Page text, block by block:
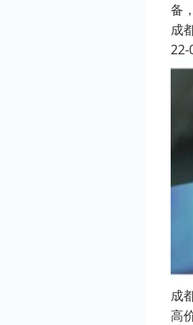
备
成
22-
成
高